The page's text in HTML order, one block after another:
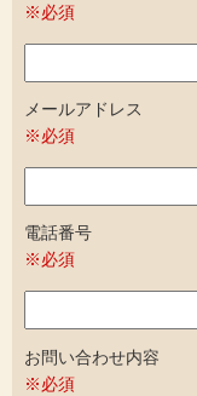
※必須
メールアドレス
※必須
電話番号
※必須
お問い合わせ内容
※必須